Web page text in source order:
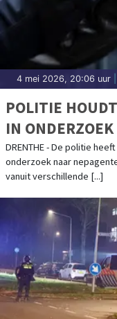
4 mei 2026, 20:06 uur
POLITIE
IN
DRENTHE
DRENTHE - De politie
onderzoek naar
vanuit verschillende [...]